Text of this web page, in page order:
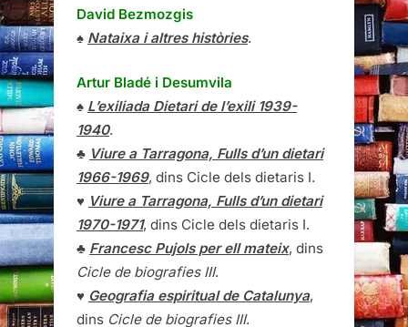
David Bezmozgis
♠ Nataixa i altres històries.
Artur Bladé i Desumvila
♠ L’exiliada Dietari de l’exili 1939-
1940.
♣ Viure a Tarragona, Fulls d’un dietari
1966-1969, dins Cicle dels dietaris I.
♥ Viure a Tarragona, Fulls d’un dietari
1970-1971, dins Cicle dels dietaris I.
♣ Francesc Pujols per ell mateix, dins
Cicle de biografies III.
♥ Geografia espiritual de Catalunya,
dins Cicle de biografies III.